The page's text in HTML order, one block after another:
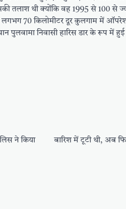
तलाश थी क्योंकि वह 1995 से 100 से
70 किलोमीटर दूर कुलगाम में
निवासी हारिस डार के रूप में हुई
ने किया
बारिश में टूटी थी, अब